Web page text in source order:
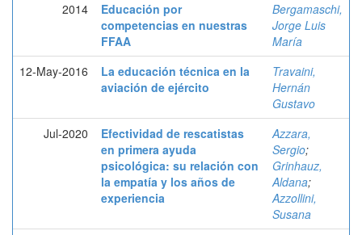
2014
Educación por
competencias en nuestras
FFAA
Bergamaschi,
Jorge Luis
María
12-May-2016
La educación técnica en la
aviación de ejército
Travaini,
Hernán
Gustavo
Jul-2020
Efectividad de rescatistas
en primera ayuda
psicológica: su relación con
la empatía y los años de
experiencia
Azzara,
Sergio;
Grinhauz,
Aldana;
Azzollini,
Susana